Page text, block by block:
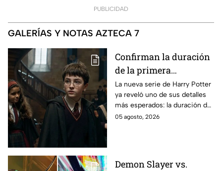
PUBLICIDAD
GALERÍAS Y NOTAS AZTECA 7
Confirman la duración
de la primera
temporada de Harry
Potter y emocionará a
los fans de los libros
La nueva serie de Harry Potter
ya reveló uno de sus detalles
más esperados: la duración de
la primera temporada basada
05 agosto, 2026
Demon Slayer vs.